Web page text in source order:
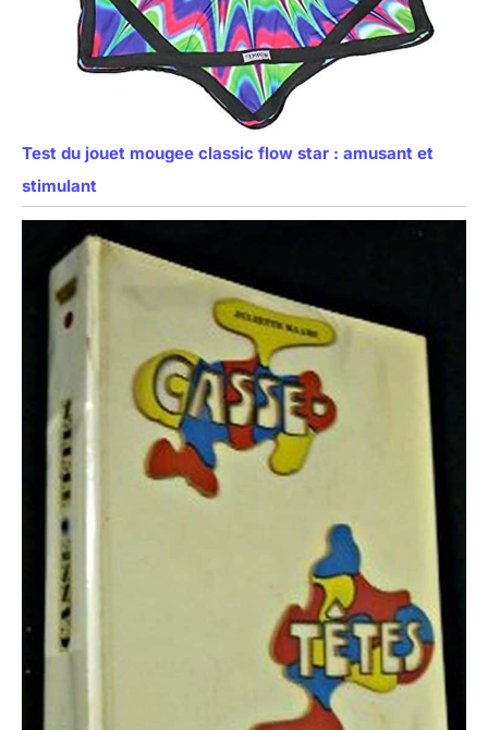
Test du jouet mougee classic flow star : amusant et
stimulant